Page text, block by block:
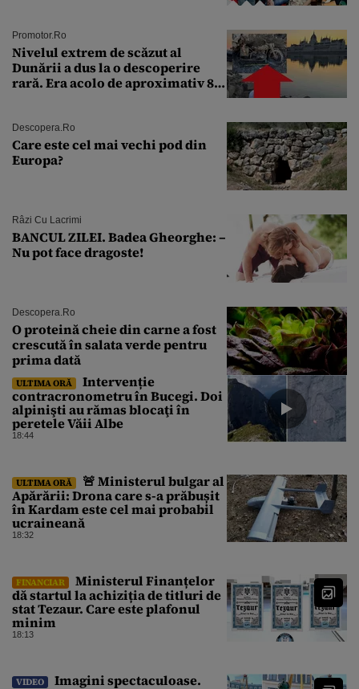
Promotor.ro
Nivelul extrem de scăzut al
Dunării a dus la o descoperire
rară. Era acolo de aproximativ 80
Descopera.ro
Care este cel mai vechi pod din
Europa?
Râzi Cu Lacrimi
BANCUL ZILEI. Badea Gheorghe: –
Nu pot face dragoste!
Descopera.ro
O proteină cheie din carne a fost
crescută în salata verde pentru
prima dată
ULTIMA ORĂ
Intervenție
contracronometru în Bucegi. Doi
alpinişti au rămas blocaţi în
peretele Văii Albe
18:44
ULTIMA ORĂ
🚨 Ministerul bulgar al
Apărării: Drona care s-a prăbușit
în Kardam este cel mai probabil
ucraineană
18:32
FINANCIAR
Ministerul Finanțelor
dă startul la achiziția de titluri de
stat Tezaur. Care este plafonul
minim
18:13
VIDEO
Imagini spectaculoase.